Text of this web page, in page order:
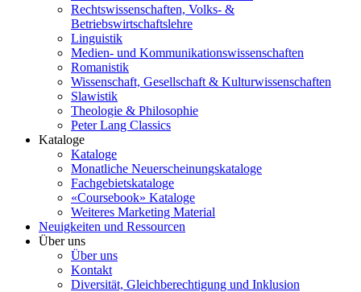
Rechtswissenschaften, Volks- &
Betriebswirtschaftslehre
Linguistik
Medien- und Kommunikationswissenschaften
Romanistik
Wissenschaft, Gesellschaft & Kulturwissenschaften
Slawistik
Theologie & Philosophie
Peter Lang Classics
Kataloge
Kataloge
Monatliche Neuerscheinungskataloge
Fachgebietskataloge
«Coursebook» Kataloge
Weiteres Marketing Material
Neuigkeiten und Ressourcen
Über uns
Über uns
Kontakt
Diversität, Gleichberechtigung und Inklusion